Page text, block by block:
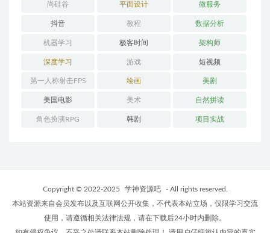
尚硅谷 平面设计 微服务
抖音 教程 数据分析
机器学习 极客时间 架构师
深度学习 游戏 短视频
第一人称射击FPS 绘画 美剧
美国电影 美术 自然拼读
角色扮演RPG 韩剧 项目实战
Copyright © 2022-2025 学神资源吧
- All rights reserved.
本站资源来自会员发布以及互联网公开收集，不代表本站立场，仅限学习交流
使用，请遵循相关法律法规，请在下载后24小时内删除。